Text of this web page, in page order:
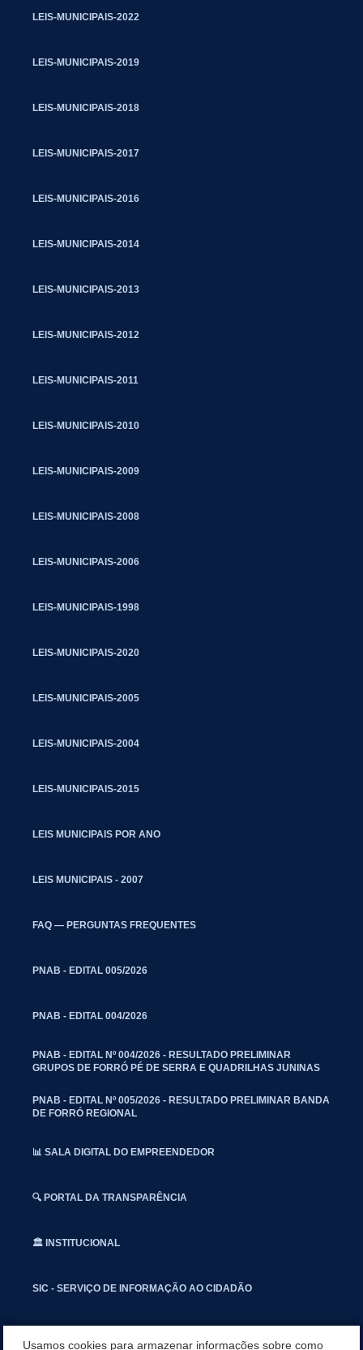
LEIS-MUNICIPAIS-2022
LEIS-MUNICIPAIS-2019
LEIS-MUNICIPAIS-2018
LEIS-MUNICIPAIS-2017
LEIS-MUNICIPAIS-2016
LEIS-MUNICIPAIS-2014
LEIS-MUNICIPAIS-2013
LEIS-MUNICIPAIS-2012
LEIS-MUNICIPAIS-2011
LEIS-MUNICIPAIS-2010
LEIS-MUNICIPAIS-2009
LEIS-MUNICIPAIS-2008
LEIS-MUNICIPAIS-2006
LEIS-MUNICIPAIS-1998
LEIS-MUNICIPAIS-2020
LEIS-MUNICIPAIS-2005
LEIS-MUNICIPAIS-2004
LEIS-MUNICIPAIS-2015
LEIS MUNICIPAIS POR ANO
LEIS MUNICIPAIS - 2007
FAQ — PERGUNTAS FREQUENTES
PNAB - EDITAL 005/2026
PNAB - EDITAL 004/2026
PNAB - EDITAL Nº 004/2026 - RESULTADO PRELIMINAR
GRUPOS DE FORRÓ PÉ DE SERRA E QUADRILHAS JUNINAS
PNAB - EDITAL Nº 005/2026 - RESULTADO PRELIMINAR BANDA
DE FORRÓ REGIONAL
📊 SALA DIGITAL DO EMPREENDEDOR
🔍 PORTAL DA TRANSPARÊNCIA
🏛️ INSTITUCIONAL
SIC - SERVIÇO DE INFORMAÇÃO AO CIDADÃO
Usamos cookies para armazenar informações sobre como